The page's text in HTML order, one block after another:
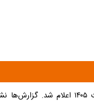
-قیمت گوشت قرمز امروز ۲۰ اردیبهشت